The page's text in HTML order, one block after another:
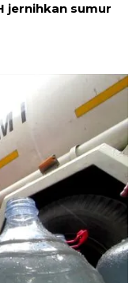
jernihkan sumur